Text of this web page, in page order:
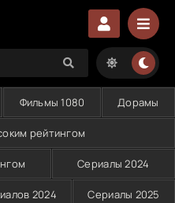
Фильмы 1080 Дорамы
рейтингом
Сериалы 2024
2024 Сериалы 2025